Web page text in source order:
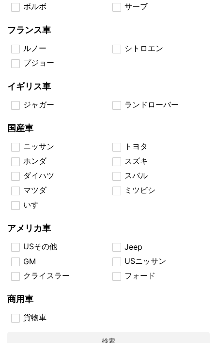
ボルボ サーブ
フランス車
ルノー
シトロエン
プジョー
イギリス車
ジャガー ランドローバー
国産車
ニッサン
トヨタ
ホンダ
スズキ
ダイハツ
スバル
マツダ
ミツビシ
いすゞ
アメリカ車
USその他
Jeep
GM
USニッサン
クライスラー
フォード
商用車
貨物車
検索